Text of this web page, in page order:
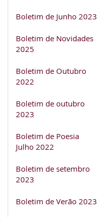
Boletim de Junho 2023
Boletim de Novidades
2025
Boletim de Outubro
2022
Boletim de outubro
2023
Boletim de Poesia
Julho 2022
Boletim de setembro
2023
Boletim de Verão 2023